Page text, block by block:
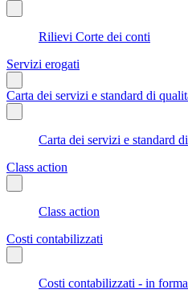
Rilievi Corte dei conti
Servizi erogati
Carta dei servizi e standard di
Carta dei servizi e standard
Class action
Class action
Costi contabilizzati
Costi contabilizzati - in